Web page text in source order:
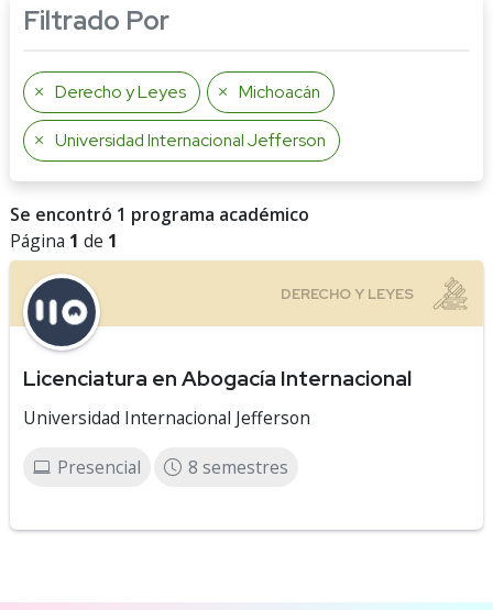
Filtrado Por
Derecho y Leyes Michoacán
Universidad Internacional Jefferson
Se encontró 1 programa académico
Página 1 de 1
Licenciatura en Abogacía Internacional
Universidad Internacional Jefferson
Presencial 8 semestres